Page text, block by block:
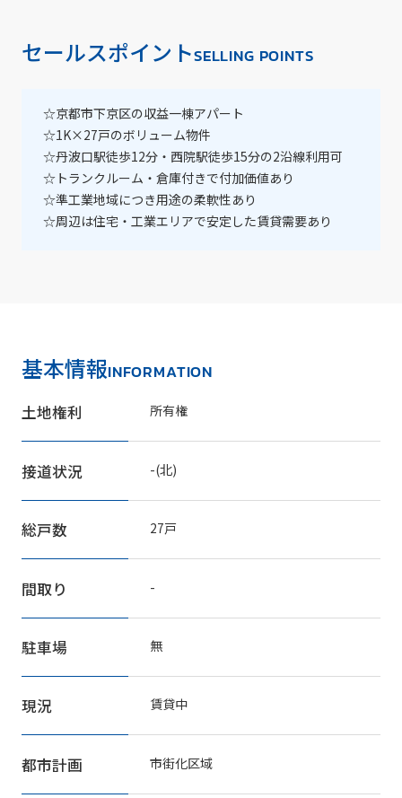
セールスポイントSELLING POINTS
☆京都市下京区の収益一棟アパート
☆1K×27戸のボリューム物件
☆丹波口駅徒歩12分・西院駅徒歩15分の2沿線利用可
☆トランクルーム・倉庫付きで付加価値あり
☆準工業地域につき用途の柔軟性あり
☆周辺は住宅・工業エリアで安定した賃貸需要あり
基本情報INFORMATION
土地権利 所有権
接道状況 -(北)
総戸数 27戸
間取り -
駐車場 無
現況 賃貸中
都市計画 市街化区域